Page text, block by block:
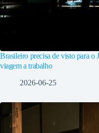
Brasileiro precisa de visto para o
viagem a trabalho
2026-06-25